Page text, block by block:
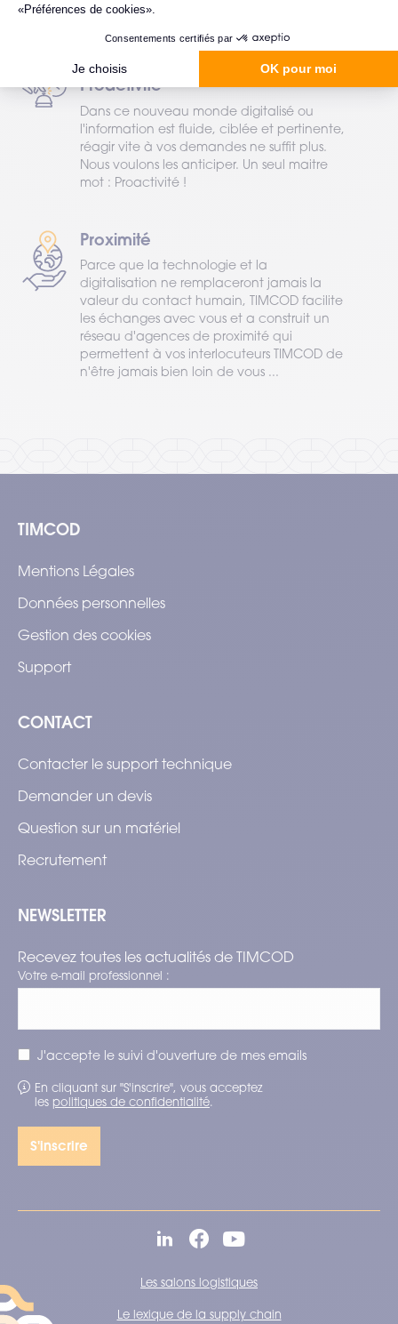
services fournis et de la valeur des relations
Proactivité
Dans ce nouveau monde digitalisé ou
l'information est fluide, ciblée et pertinente,
réagir vite à vos demandes ne suffit plus.
Nous voulons les anticiper. Un seul maitre
mot : Proactivité !
Proximité
Parce que la technologie et la
digitalisation ne remplaceront jamais la
valeur du contact humain, TIMCOD facilite
les échanges avec vous et a construit un
réseau d'agences de proximité qui
permettent à vos interlocuteurs TIMCOD de
n'être jamais bien loin de vous ...
TIMCOD
Mentions Légales
Données personnelles
Gestion des cookies
Support
CONTACT
Contacter le support technique
Demander un devis
Question sur un matériel
Recrutement
NEWSLETTER
Recevez toutes les actualités de TIMCOD
Votre e-mail professionnel :
J'accepte le suivi d'ouverture de mes emails
En cliquant sur "S'inscrire", vous acceptez
les politiques de confidentialité.
Les salons logistiques
Le lexique de la supply chain